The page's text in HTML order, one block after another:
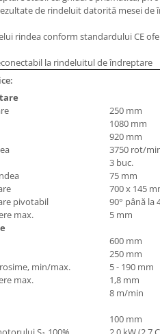
si
de rindeluit datorită mesei
rindea conform standardului CE
la rindeluitul de îndreptare
250 mm
1080 mm
920 mm
3750 rot/
3 buc.
75 mm
700 x 145
pivotabil
90° până la
max.
5 mm
600 mm
250 mm
min/max.
5 - 190 mm
max.
1,8 mm
8 m/min
100 mm